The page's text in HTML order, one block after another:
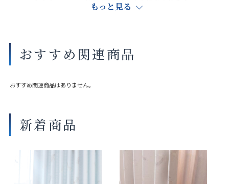
大きな巾を仕立てる場合、継ぎ目が入ることがございます。
もっと見る
おすすめ関連商品
おすすめ関連商品はありません。
新着商品